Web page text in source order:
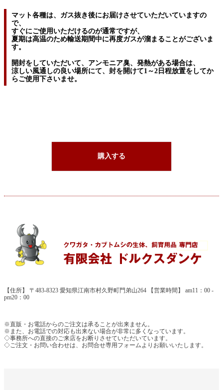
マット各種は、ガス抜き後にお届けさせていただいていますの
で、
すぐにご使用いただけるのが通常ですが、
夏期は高温のため輸送期間中に再度ガスが溜まることがございま
す。
開封をしていただいて、アンモニア臭、発熱がある場合は、
涼しい風通しの良い場所にて、封を開けて1～2日程放置をしてか
らご使用下さいませ。
購入する
【住所】 〒483-8323 愛知県江南市村久野町門弟山264 【営業時間】 am11：00 -
pm20：00
※直販・お電話からのご注文は承ることが出来ません。
※また、お電話での対応も出来ない場合が非常に多くなっています。
◇事務所への直接のご来店をお断りさせていただいています。
◇ご注文・お問い合わせは、お問合せ専用フォームよりお願いいたします。